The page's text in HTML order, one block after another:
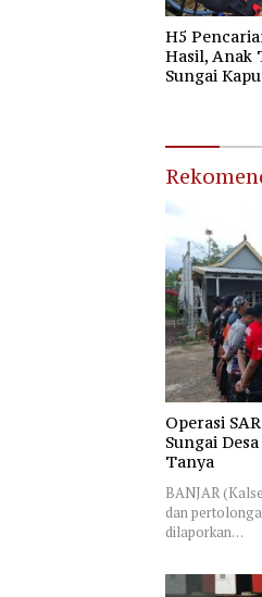
H5
Hasil, Anak
Sungai
Operasi
Sungai
Tanya
BANJAR
dan
dilaporkan…